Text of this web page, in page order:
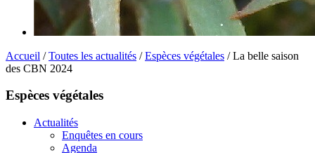
Accueil /Toutes les actualités /Espèces végétales / La belle saison
des CBN 2024
Espèces végétales
Actualités
Enquêtes en cours
Agenda